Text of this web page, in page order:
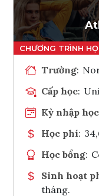
Trường:
Cấp học:
Kỳ nhập học
Học phí:
Học bổng:
Sinh hoạt
tháng.